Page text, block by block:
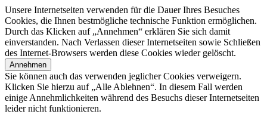
Unsere Internetseiten verwenden für die Dauer Ihres Besuches
Cookies, die Ihnen bestmögliche technische Funktion ermöglichen.
Durch das Klicken auf „Annehmen“ erklären Sie sich damit
einverstanden. Nach Verlassen dieser Internetseiten sowie Schließen
des Internet-Browsers werden diese Cookies wieder gelöscht.
Annehmen
Sie können auch das verwenden jeglicher Cookies verweigern.
Klicken Sie hierzu auf „Alle Ablehnen“. In diesem Fall werden
einige Annehmlichkeiten während des Besuchs dieser Internetseiten
leider nicht funktionieren.